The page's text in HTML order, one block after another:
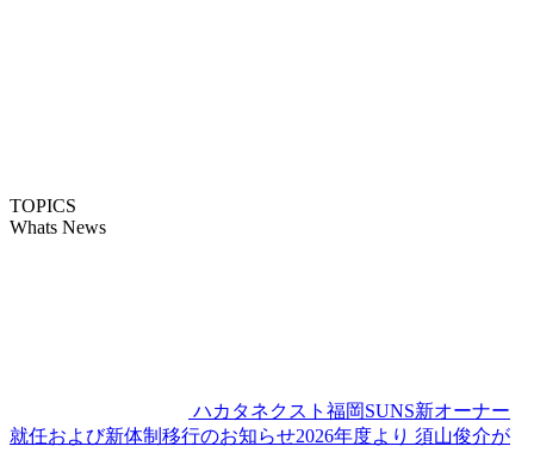
TOPICS
Whats News
ハカタネクスト福岡SUNS新オーナー
就任および新体制移行のお知らせ2026年度より 須山俊介が